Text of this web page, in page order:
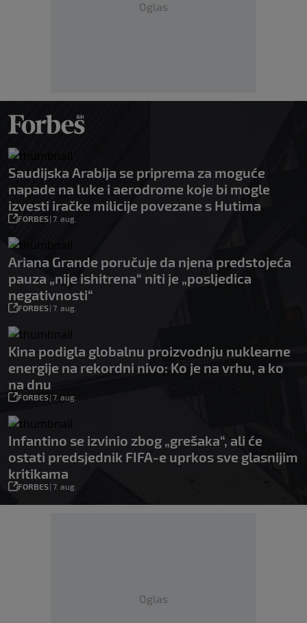
Oglas
Saudijska Arabija se priprema za moguće
napade na luke i aerodrome koje bi mogle
izvesti iračke milicije povezane s Hutima
FORBES| 7. aug.
Ariana Grande poručuje da njena predstojeća
pauza „nije ishitrena“ niti je „posljedica
negativnosti“
FORBES| 7. aug.
Kina podigla globalnu proizvodnju nuklearne
energije na rekordni nivo: Ko je na vrhu, a ko
na dnu
FORBES| 7. aug.
Infantino se izvinio zbog „grešaka“, ali će
ostati predsjednik FIFA-e uprkos sve glasnijim
kritikama
FORBES| 7. aug.
Oglas